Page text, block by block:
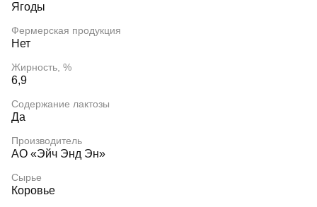
Ягоды
Фермерская продукция
Нет
Жирность, %
6,9
Содержание лактозы
Да
Производитель
АО «Эйч Энд Эн»
Сырье
Коровье